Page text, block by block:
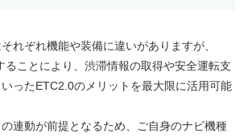
れぞれ機能や装備に違いがありますが、
ることにより、渋滞情報の取得や安全運転支
ったETC2.0のメリットを最大限に活用可能
連動が前提となるため、ご自身のナビ機種